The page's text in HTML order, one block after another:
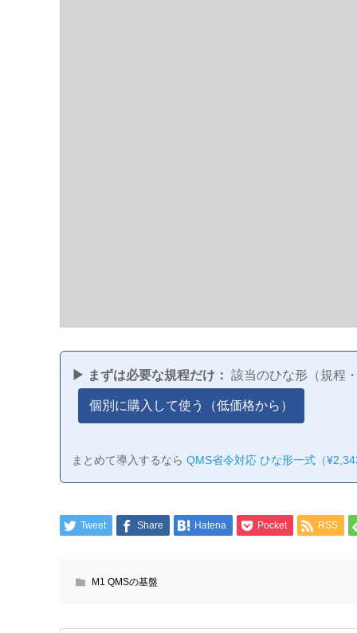
▶ まずは必要な規程だけ： 該当のひな形（規程
個別に購入して使う（低価格から）
まとめて導入するなら QMS省令対応 ひな形一式（
Tweet Share Hatena Pocket RSS
M1 QMSの基盤